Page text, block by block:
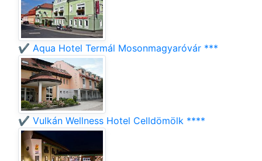
✔️ Aqua Hotel Termál Mosonmagyaróvár ***
✔️ Vulkán Wellness Hotel Celldömölk ****